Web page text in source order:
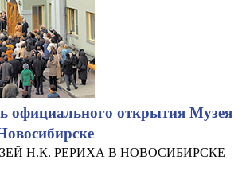
официального открытия Музея
Н.К. РЕРИХА В НОВОСИБИРСКЕ